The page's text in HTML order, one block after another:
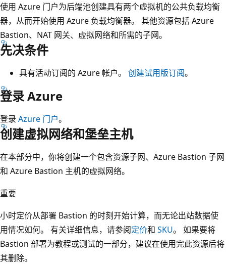
使用 Azure 门户为后端池创建具有两个虚拟机的公共负载均衡
器，从而开始使用 Azure 负载均衡器。 其他资源包括 Azure
Bastion、NAT 网关、虚拟网络和所需的子网。
先决条件
具有活动订阅的 Azure 帐户。 创建试用版订阅。
登录 Azure
登录 Azure 门户。
创建虚拟网络和堡垒主机
在本部分中，你将创建一个包含资源子网、Azure Bastion 子网
和 Azure Bastion 主机的虚拟网络。
重要
小时定价从部署 Bastion 的时刻开始计算，而无论出站数据使
用情况如何。 有关详细信息，请参阅定价和 SKU。 如果要将
Bastion 部署为教程或测试的一部分，建议在使用完此资源后将
其删除。